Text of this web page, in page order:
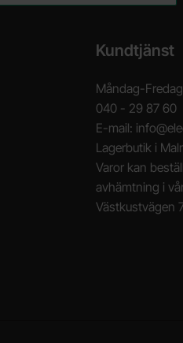
Kundtjänst
Måndag-
040 - 29 87 60
E-mail:
Lagerbutik i
Varor kan
avhämtning i
Västkustvägen